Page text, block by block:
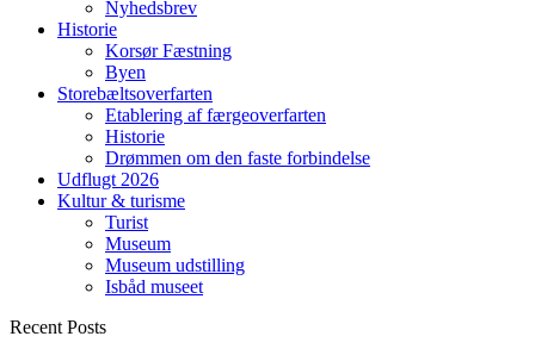
Nyhedsbrev
Historie
Korsør Fæstning
Byen
Storebæltsoverfarten
Etablering af færgeoverfarten
Historie
Drømmen om den faste forbindelse
Udflugt 2026
Kultur & turisme
Turist
Museum
Museum udstilling
Isbåd museet
Recent Posts